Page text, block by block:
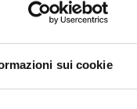
sui cookie